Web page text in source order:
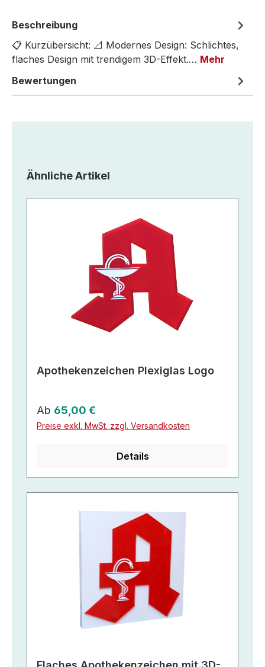
Beschreibung
📋 Kurzübersicht: 📐 Modernes Design: Schlichtes,
flaches Design mit trendigem 3D-Effekt.… Mehr
Bewertungen
Produktgalerie überspringen
Ähnliche Artikel
Apothekenzeichen Plexiglas Logo
Regulärer Preis:
Ab 65,00 €
Preise exkl. MwSt. zzgl. Versandkosten
Details